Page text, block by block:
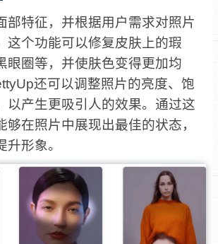
部特征，并根据用户需求对照片
这个功能可以修复皮肤上的瑕
眼圈等，并使肤色变得更加均
还可以调整照片的亮度、饱
以产生更吸引人的效果。通过这
够在照片中展现出最佳的状态，
形象。